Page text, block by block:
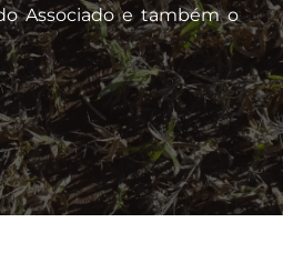
Associado e também o